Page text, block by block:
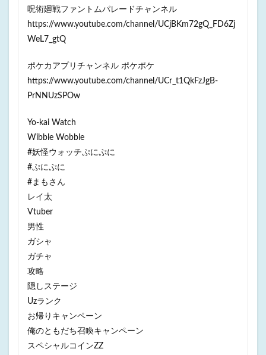
呪術廻戦ファントムパレードチャンネル
https://www.youtube.com/channel/UCjBKm72gQ_FD6Zj
WeL7_gtQ
ポケカアプリチャンネル ポケポケ
https://www.youtube.com/channel/UCr_t1QkFzJgB-
PrNNUzSPOw
Yo-kai Watch
Wibble Wobble
#妖怪ウォッチぷにぷに
#ぷにぷに
#まもさん
レイ太
Vtuber
男性
ガシャ
ガチャ
攻略
隠しステージ
Uzランク
お帰りキャンペーン
俺のともだち召喚キャンペーン
スペシャルコインZZ